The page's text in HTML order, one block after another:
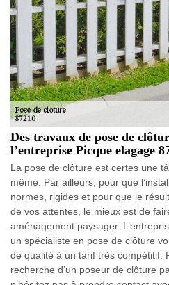
Des travaux de pose de
l’entreprise Picque elagage
La pose de clôture est certes une
même. Par ailleurs, pour que
normes, rigides et pour que le
de vos attentes, le mieux est de
aménagement paysager.
un spécialiste en pose de clôture
de qualité à un tarif très compétitif.
recherche d’un poseur de clôture